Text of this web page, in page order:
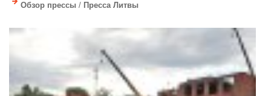
Обзор прессы / Пресса Литвы